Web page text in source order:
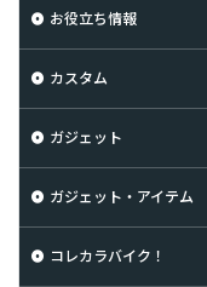
お役立ち情報
カスタム
ガジェット
ガジェット・アイテム
コレカラバイク！